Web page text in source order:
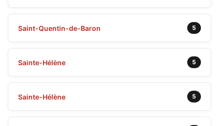
Saint-Quentin-de-Baron 5
Sainte-Hélène 5
Sainte-Hélène 5